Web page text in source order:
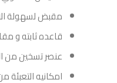
مقبض لسهولة
قاعده ثابته و
عنصر تسخين من
امكانيه التعبئة